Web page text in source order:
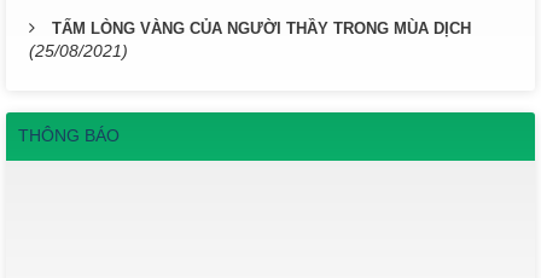
TẤM LÒNG VÀNG CỦA NGƯỜI THẦY TRONG MÙA DỊCH
(25/08/2021)
THÔNG BÁO